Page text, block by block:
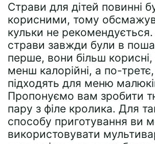
Страви для дітей повинні
корисними, тому
кульки не рекомендується.
страви завжди були в
перше, вони більш
менш калорійні, а по-третє,
підходять для меню
Пропонуємо вам зробити
пару з філе кролика. Для
способу приготування ви
використовувати